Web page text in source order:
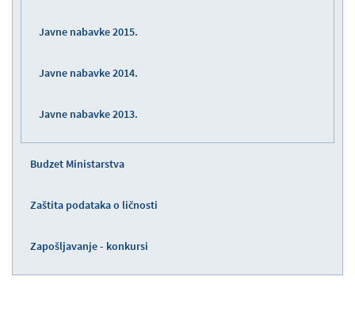
Javne nabavke 2015.
Javne nabavke 2014.
Javne nabavke 2013.
Budzet Ministarstva
Zaštita podataka o ličnosti
Zapošljavanje - konkursi